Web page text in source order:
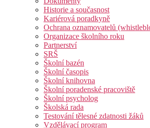
Historie a současnost
Kariérová poradkyně
Ochrana oznamovatelů
Organizace školního roku
Partnerství
SRŠ
Školní bazén
Školní časopis
Školní knihovna
Školní poradenské pracoviště
Školní psycholog
Školská rada
Testování tělesné zdatnosti žáků
Vzdělávací program